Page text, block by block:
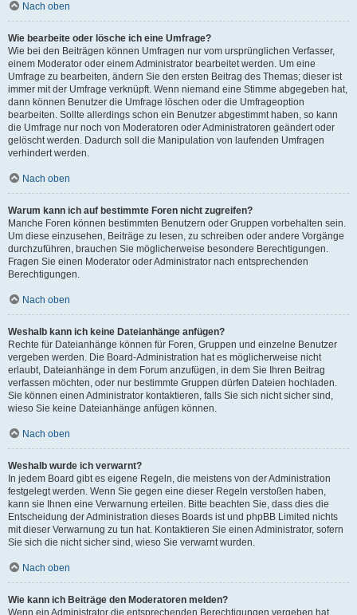
Nach oben
Wie bearbeite oder lösche ich eine Umfrage?
Wie bei den Beiträgen können Umfragen nur vom ursprünglichen Verfasser,
einem Moderator oder einem Administrator bearbeitet werden. Um eine
Umfrage zu bearbeiten, ändern Sie den ersten Beitrag des Themas; dieser ist
immer mit der Umfrage verknüpft. Wenn niemand eine Stimme abgegeben hat,
dann können Benutzer die Umfrage löschen oder die Umfrageoption
bearbeiten. Sollte allerdings schon ein Benutzer abgestimmt haben, so kann
die Umfrage nur noch von Moderatoren oder Administratoren geändert oder
gelöscht werden. Dadurch soll die Manipulation von laufenden Umfragen
verhindert werden.
Nach oben
Warum kann ich auf bestimmte Foren nicht zugreifen?
Manche Foren können bestimmten Benutzern oder Gruppen vorbehalten sein.
Um diese einzusehen, Beiträge zu lesen, zu schreiben oder andere Vorgänge
durchzuführen, brauchen Sie möglicherweise besondere Berechtigungen.
Fragen Sie einen Moderator oder Administrator nach entsprechenden
Berechtigungen.
Nach oben
Weshalb kann ich keine Dateianhänge anfügen?
Rechte für Dateianhänge können für Foren, Gruppen und einzelne Benutzer
vergeben werden. Die Board-Administration hat es möglicherweise nicht
erlaubt, Dateianhänge in dem Forum anzufügen, in dem Sie Ihren Beitrag
verfassen möchten, oder nur bestimmte Gruppen dürfen Dateien hochladen.
Sie können einen Administrator kontaktieren, falls Sie sich nicht sicher sind,
wieso Sie keine Dateianhänge anfügen können.
Nach oben
Weshalb wurde ich verwarnt?
In jedem Board gibt es eigene Regeln, die meistens von der Administration
festgelegt werden. Wenn Sie gegen eine dieser Regeln verstoßen haben,
kann sie Ihnen eine Verwarnung erteilen. Bitte beachten Sie, dass dies die
Entscheidung der Administration dieses Boards ist und phpBB Limited nichts
mit dieser Verwarnung zu tun hat. Kontaktieren Sie einen Administrator, sofern
Sie sich die nicht sicher sind, wieso Sie verwarnt wurden.
Nach oben
Wie kann ich Beiträge den Moderatoren melden?
Wenn ein Administrator die entsprechenden Berechtigungen vergeben hat,